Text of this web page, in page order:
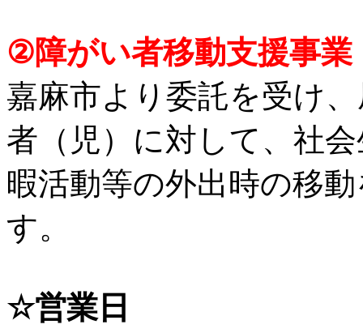
②障がい者移動支援事業
嘉麻市より委託を受け
者（児）に対して、社
暇活動等の外出時の移
す。
☆営業日